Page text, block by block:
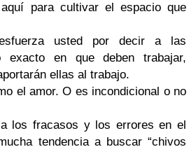
para cultivar el espacio que
usted por decir a las
exacto en que deben trabajar,
ellas al trabajo.
el amor. O es incondicional o no
los fracasos y los errores en el
tendencia a buscar “chivos